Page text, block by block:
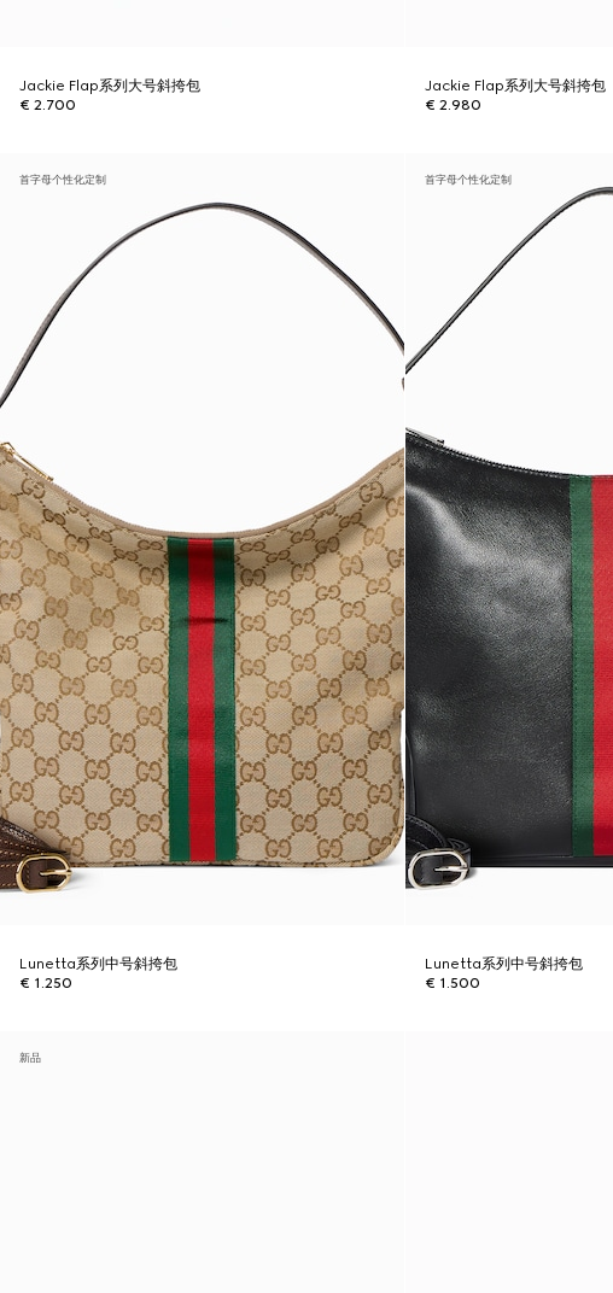
Jackie Flap系列大号斜挎包
€ 2.700
Jackie Flap系列大号斜挎包
€ 2.980
首字母个性化定制
Lunetta系列中号斜挎包
€ 1.250
首字母个性化定制
Lunetta系列中号斜挎包
€ 1.500
新品